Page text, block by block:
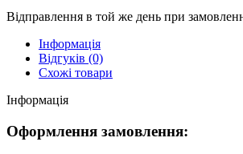
Відправлення в той же день при
Інформація
Відгуків (0)
Схожі товари
Інформація
Оформлення замовлення: